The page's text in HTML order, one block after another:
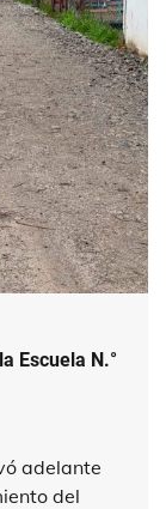
Escuela N.°
adelante
del